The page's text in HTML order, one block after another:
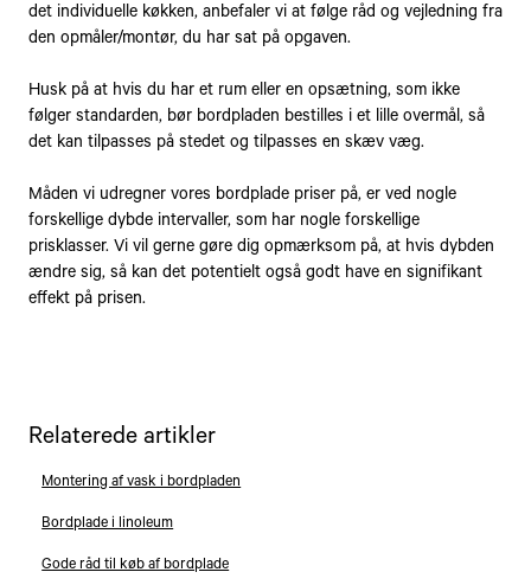
det individuelle køkken, anbefaler vi at følge råd og vejledning fra
den opmåler/montør, du har sat på opgaven.
Husk på at hvis du har et rum eller en opsætning, som ikke
følger standarden, bør bordpladen bestilles i et lille overmål, så
det kan tilpasses på stedet og tilpasses en skæv væg.
Måden vi udregner vores bordplade priser på, er ved nogle
forskellige dybde intervaller, som har nogle forskellige
prisklasser. Vi vil gerne gøre dig opmærksom på, at hvis dybden
ændre sig, så kan det potentielt også godt have en signifikant
effekt på prisen.
Relaterede artikler
Montering af vask i bordpladen
Bordplade i linoleum
Gode råd til køb af bordplade